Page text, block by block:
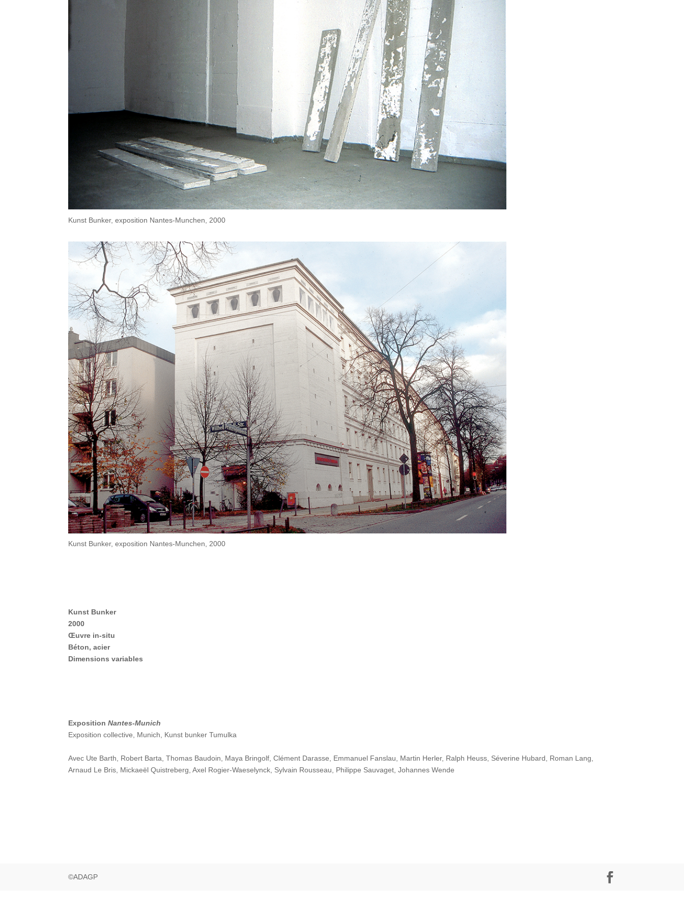
Kunst Bunker, exposition Nantes-Munchen, 2000
Kunst Bunker, exposition Nantes-Munchen, 2000
Kunst Bunker
2000
Œuvre in-situ
Béton, acier
Dimensions variables
ExpositionNantes-Munich
Exposition collective, Munich, Kunst bunker Tumulka
Avec Ute Barth, Robert Barta, Thomas Baudoin, Maya Bringolf, Clément Darasse, Emmanuel Fanslau, Martin Herler, Ralph Heuss, Séverine Hubard, Roman Lang,
Arnaud Le Bris, Mickaeël Quistreberg, Axel Rogier-Waeselynck, Sylvain Rousseau, Philippe Sauvaget, Johannes Wende
©ADAGP